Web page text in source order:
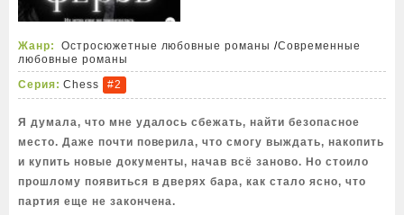
Жанр: Остросюжетные любовные романы /Современные
любовные романы
Серия: Chess #2
Я думала, что мне удалось сбежать, найти безопасное
место. Даже почти поверила, что смогу выждать, накопить
и купить новые документы, начав всё заново. Но стоило
прошлому появиться в дверях бара, как стало ясно, что
партия еще не закончена.